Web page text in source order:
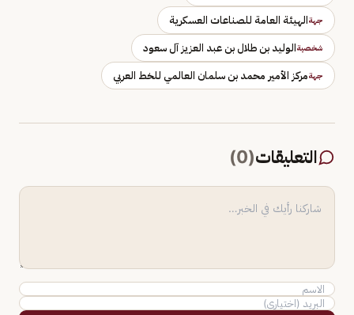
جهةالهيئة العامة للصناعات العسكرية
شخصيةالوليد بن طلال بن عبد العزيز آل سعود
جهةمركز الأمير محمد بن سلمان العالمي للخط العربي
التعليقات(
0
)